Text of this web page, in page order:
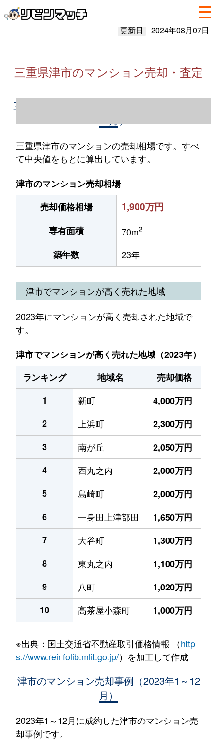
更新日 2024年08月07日
三重県津市のマンション売却・査定
三重県津市のマンション売却情報（2023年1
三重県津市のマンションの売却相場です。すべ
て中央値をもとに算出しています。
津市のマンション売却相場
売却価格相場
1,900万円
専有面積 70m2
築年数 23年
津市でマンションが高く売れた地域
2023年にマンションが高く売却された地域で
す。
津市でマンションが高く売れた地域（2023年）
ランキング
地域名
売却価格
1
新町
4,000万円
2
上浜町
2,300万円
3
南が丘
2,050万円
4
西丸之内
2,000万円
5
島崎町
2,000万円
6
一身田上津部田
1,650万円
7
大谷町
1,300万円
8
東丸之内
1,100万円
9
八町
1,020万円
10
高茶屋小森町 1,000万円
※出典：国土交通省不動産取引価格情報 （http
s://www.reinfolib.mlit.go.jp/）を加工して作成
津市のマンション売却事例（2023年1～12
月）
2023年1～12月に成約した津市のマンション売
却事例です。